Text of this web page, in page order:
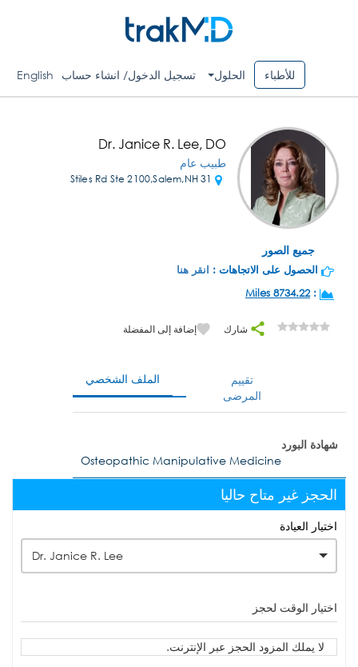
للأطباء الحلول تسجيل الدخول/ انشاء حساب English
جميع الصور
Dr. Janice R. Lee, DO
طبيب عام
الحصول على الاتجاهات : انقر هنا
:
8734.22 Miles
شارك إضافة إلى المفضلة
الملف الشخصي
تقييم
المرضى
شهادة البورد
Osteopathic Manipulative Medicine
الحجز غير متاح حاليا
اختيار العيادة
Dr. Janice R. Lee
اختيار الوقت لحجز
لا يملك المزود الحجز عبر الإنترنت.